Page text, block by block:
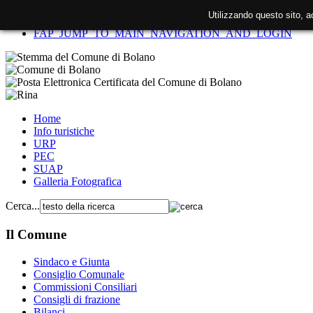
FAP_JUMP_TO_MAIN_NAVIGATION_AND_LOGIN
Home
Info turistiche
URP
PEC
SUAP
Galleria Fotografica
Cerca...
Il Comune
Sindaco e Giunta
Consiglio Comunale
Commissioni Consiliari
Consigli di frazione
Utilizzando questo sito,